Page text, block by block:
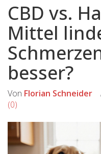
CBD vs.
Mittel
besser?
Von Florian Schneider
(0)